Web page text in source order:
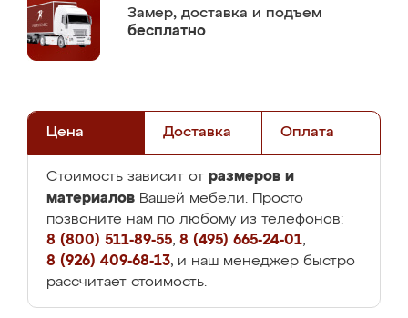
Замер, доставка и подъем
бесплатно
Цена Доставка Оплата
Стоимость зависит от размеров и
материалов Вашей мебели. Просто
позвоните нам по любому из телефонов:
8 (800) 511-89-55, 8 (495) 665-24-01,
8 (926) 409-68-13, и наш менеджер быстро
рассчитает стоимость.